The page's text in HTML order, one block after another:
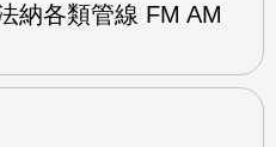
納各類管線 FM AM